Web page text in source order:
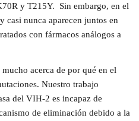
y T215Y. Sin embargo, en el
casi nunca aparecen juntos en
con fármacos análogos a
acerca de por qué en el
Nuestro trabajo
del VIH-2 es incapaz de
de eliminación debido a la